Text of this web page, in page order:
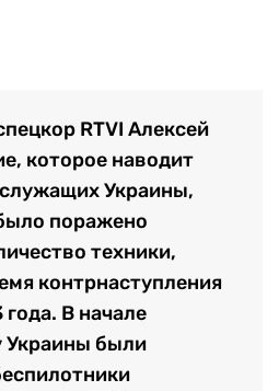
RTVI Алексей
которое наводит
Украины,
поражено
техники,
контрнаступления
В начале
Украины были